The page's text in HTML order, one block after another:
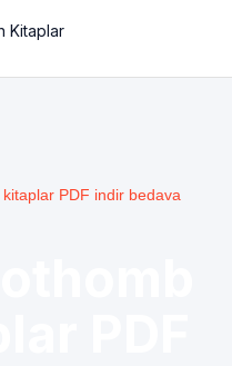
Kitaplar
PDF indir bedava